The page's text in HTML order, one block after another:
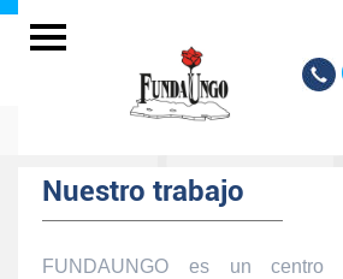
Nuestro trabajo
FUNDAUNGO es un centro